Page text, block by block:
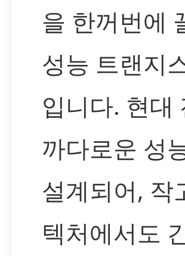
을 한꺼번에
성능 트랜지
입니다. 현대
까다로운 성
설계되어, 작
텍처에서도